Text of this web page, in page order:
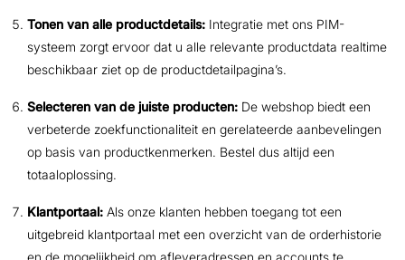
Tonen van alle productdetails: Integratie met ons PIM-
systeem zorgt ervoor dat u alle relevante productdata realtime
beschikbaar ziet op de productdetailpagina’s.
Selecteren van de juiste producten: De webshop biedt een
verbeterde zoekfunctionaliteit en gerelateerde aanbevelingen
op basis van productkenmerken. Bestel dus altijd een
totaaloplossing.
Klantportaal: Als onze klanten hebben toegang tot een
uitgebreid klantportaal met een overzicht van de orderhistorie